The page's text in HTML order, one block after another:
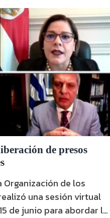
en Nicaragua.
CxL durante su discurso
Nacional …
de presos
Organización de los
una sesión virtual
de junio para abordar la